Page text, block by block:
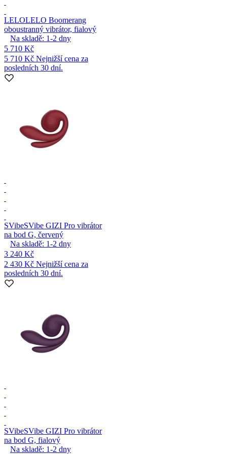
LELOLELO Boomerang
oboustranný vibrátor, fialový
Na skladě: 1-2 dny
5 710 Kč
5 710 Kč Nejnižší cena za
posledních 30 dní.
SVibeSVibe GIZI Pro vibrátor
na bod G, červený
Na skladě: 1-2 dny
3 240 Kč
2 430 Kč Nejnižší cena za
posledních 30 dní.
SVibeSVibe GIZI Pro vibrátor
na bod G, fialový
Na skladě: 1-2 dny